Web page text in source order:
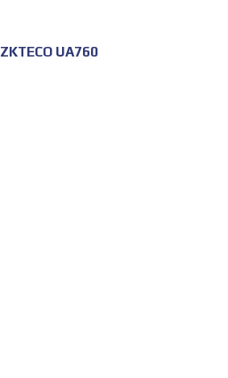
ZKTECO UA760